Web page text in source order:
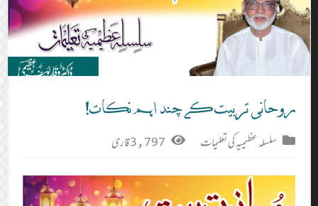
روحانی تربیت کے چند اہم نکات!
سلسلہ عظیمیہ کی تعلیمات 3,797 قاری